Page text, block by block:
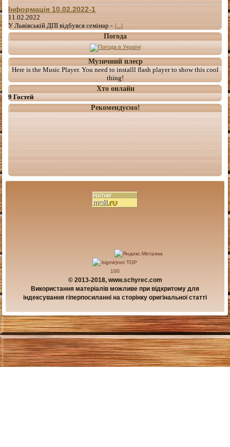
Інформація 10.02.2022-1
11.02.2022
У Львівській ДПІ відбувся семінар - [...]
Погода
Музичний плеєр
Here is the Music Player. You need to installl flash player to show this cool
thing!
Хто онлайн
9 Гостей
Рекомендуємо!
© 2013-2018, www.schyrec.com
Використання матеріалів можливе при відкритому для
індексування гіперпосиланні на сторінку оригінальної статті